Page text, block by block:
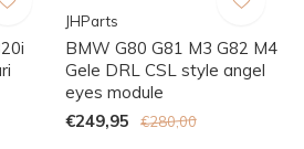
JHParts
BMW G80 G81 M3 G82 M4
Gele DRL CSL style angel
eyes module
€249,95
€280,00